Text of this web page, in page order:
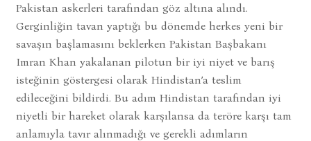
Pakistan askerleri tarafından göz altına alındı.
Gerginliğin tavan yaptığı bu dönemde herkes yeni bir
savaşın başlamasını beklerken Pakistan Başbakanı
Imran Khan yakalanan pilotun bir iyi niyet ve barış
isteğinin göstergesi olarak Hindistan’a teslim
edileceğini bildirdi. Bu adım Hindistan tarafından iyi
niyetli bir hareket olarak karşılansa da teröre karşı tam
anlamıyla tavır alınmadığı ve gerekli adımların